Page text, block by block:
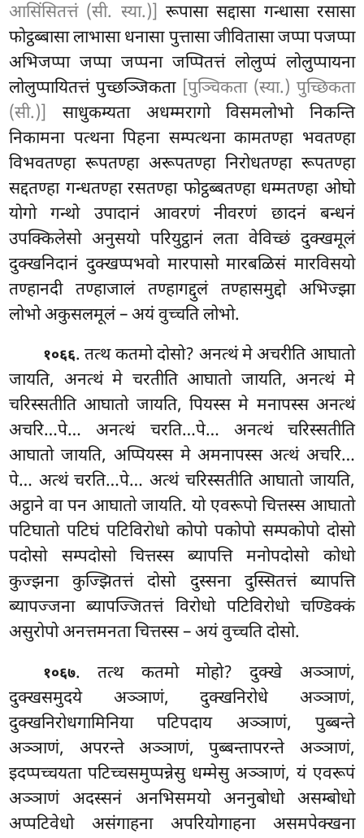
आसिंसितत्तं (सी. स्या.)]
रूपासा सद्दासा गन्धासा रसासा
फोट्ठब्बासा लाभासा धनासा पुत्तासा जीवितासा जप्पा पजप्पा
अभिजप्पा जप्पा जप्पना जप्पितत्तं लोलुप्पं लोलुप्पायना
लोलुप्पायितत्तं पुच्छञ्जिकता [पुञ्चिकता (स्या.) पुच्छिकता
(सी.)]
साधुकम्यता अधम्मरागो विसमलोभो निकन्ति
निकामना पत्थना पिहना सम्पत्थना कामतण्हा भवतण्हा
विभवतण्हा रूपतण्हा अरूपतण्हा निरोधतण्हा रूपतण्हा
सद्दतण्हा गन्धतण्हारसतण्हा फोट्ठब्बतण्हा धम्मतण्हा ओघो
योगो गन्थो उपादानं आवरणं नीवरणं छादनं बन्धनं
उपक्किलेसो अनुसयो परियुट्ठानं लता वेविच्छं दुक्खमूलं
दुक्खनिदानं दुक्खप्पभवो मारपासो मारबळिसं मारविसयो
तण्हानदी तण्हाजालं तण्हागद्दुलं तण्हासमुद्दो अभिज्झा
लोभो अकुसलमूलं – अयं वुच्चति लोभो.
१०६६. तत्थकतमो दोसो? अनत्थं मे अचरीति आघातो
जायति, अनत्थं मे चरतीति आघातो जायति, अनत्थं मे
चरिस्सतीति आघातो जायति, पियस्स मे मनापस्स अनत्थं
अचरि…पे… अनत्थं चरति…पे… अनत्थं चरिस्सतीति
आघातो जायति, अप्पियस्स मे अमनापस्स अत्थं अचरि…
पे… अत्थं चरति…पे… अत्थं चरिस्सतीति आघातो जायति,
अट्ठाने वा पन आघातो जायति. यो एवरूपो चित्तस्स आघातो
पटिघातो पटिघं पटिविरोधो कोपो पकोपो सम्पकोपो दोसो
पदोसो सम्पदोसो चित्तस्स ब्यापत्ति मनोपदोसो कोधो
कुज्झना कुज्झितत्तं दोसो दुस्सना दुस्सितत्तं ब्यापत्ति
ब्यापज्जना ब्यापज्जितत्तं विरोधो पटिविरोधो चण्डिक्कं
असुरोपो अनत्तमनता चित्तस्स – अयं वुच्चति दोसो.
१०६७. तत्थ कतमो मोहो? दुक्खे अञ्ञाणं,
दुक्खसमुदये अञ्ञाणं, दुक्खनिरोधे अञ्ञाणं,
दुक्खनिरोधगामिनिया पटिपदाय अञ्ञाणं, पुब्बन्ते
अञ्ञाणं, अपरन्ते अञ्ञाणं, पुब्बन्तापरन्ते अञ्ञाणं,
इदप्पच्चयता पटिच्चसमुप्पन्नेसु धम्मेसु अञ्ञाणं, यं एवरूपं
अञ्ञाणं अदस्सनं अनभिसमयो अननुबोधो असम्बोधो
अप्पटिवेधो असंगाहना अपरियोगाहना असमपेक्खना